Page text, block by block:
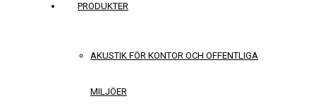
PRODUKTER
AKUSTIK FÖR KONTOR OCH OFFENTLIGA
MILJÖER